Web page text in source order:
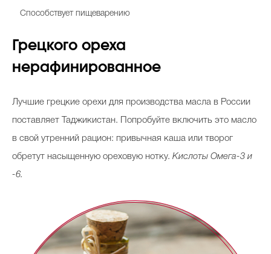
Способствует пищеварению
Грецкого ореха
нерафинированное
Лучшие грецкие орехи для производства масла в России
поставляет Таджикистан. Попробуйте включить это масло
в свой утренний рацион: привычная каша или творог
обретут насыщенную ореховую нотку. Кислоты Омега-3 и
-6.